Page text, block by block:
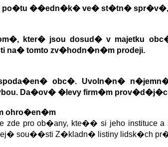
po�tu ��edn�k� ve� st�tn� spr�v�,
kter� jsou dosud�v majetku
na� tomto zv�hodn�n�m prodeji.
obc�. Uvoln�n�
Da�ov� �levy firm�m
ohro�en�m
pro ob�any, kte�� si jeho instituce
sou��sti Z�kladn� listiny lidsk�ch